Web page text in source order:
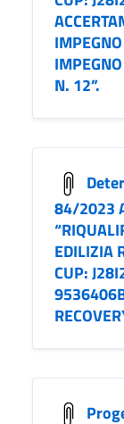
N. 12”.
84/2023
EDILIZIA
CUP: